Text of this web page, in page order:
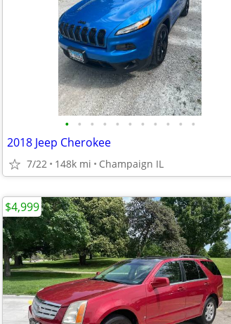
• • • • • • • • • • •
2018 Jeep Cherokee
7/22 148k mi Champaign IL
$4,999